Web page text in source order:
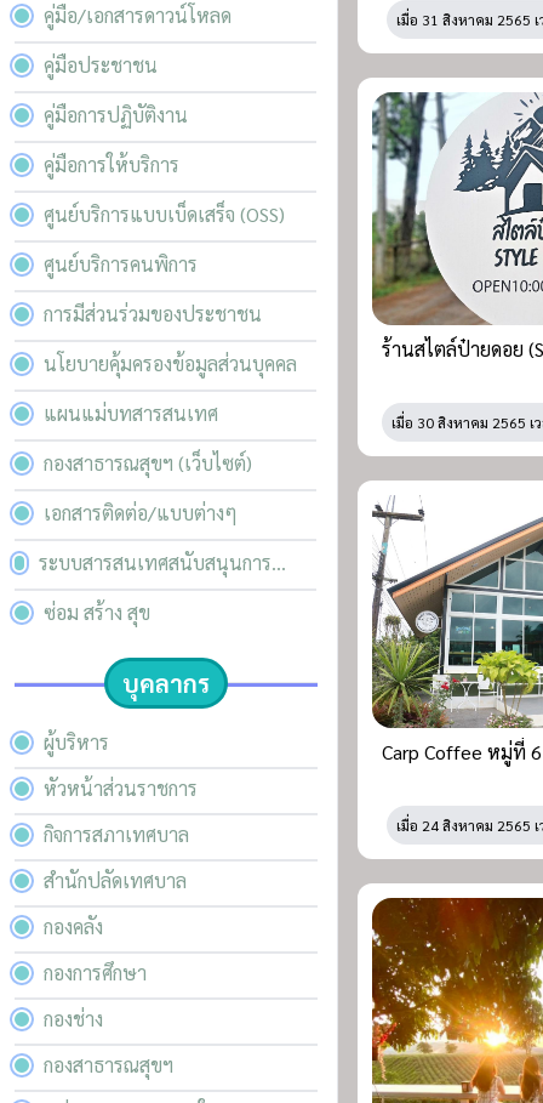
คู่มือ/เอกสารดาวน์โหลด
คู่มือประชาชน
คู่มือการปฏิบัติงาน
คู่มือการให้บริการ
ศูนย์บริการแบบเบ็ดเสร็จ (OSS)
ศูนย์บริการคนพิการ
การมีส่วนร่วมของประชาชน
นโยบายคุ้มครองข้อมูลส่วนบุคคล
แผนแม่บทสารสนเทศ
กองสาธารณสุขฯ (เว็บไซต์)
เอกสารติดต่อ/แบบต่างๆ
ระบบสารสนเทศสนับสนุนการ
บริหารจัดการของ อปท.
ซ่อม สร้าง สุข
บุคลากร
ผู้บริหาร
หัวหน้าส่วนราชการ
กิจการสภาเทศบาล
สำนักปลัดเทศบาล
กองคลัง
กองการศึกษา
กองช่าง
กองสาธารณสุขฯ
เมื่อ 31 สิงหาคม 2565
ร้านสไตล์ป๋ายดอย
เมื่อ 30 สิงหาคม 2565 เ
Carp Coffee หมู่ที่ 6
เมื่อ 24 สิงหาคม 2565